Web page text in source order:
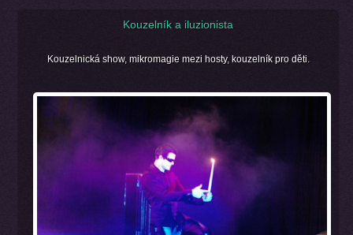
Kouzelník a iluzionista
Kouzelnická show, mikromagie mezi hosty, kouzelník pro děti.